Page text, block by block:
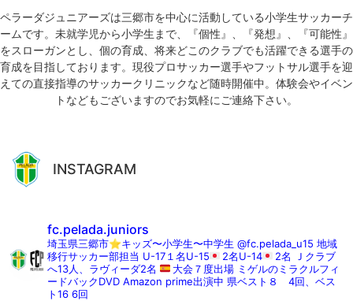
ペラーダジュニアーズは三郷市を中心に活動している小学生サッカーチ
ームです。未就学児から小学生まで、『個性』、『発想』、『可能性』
をスローガンとし、個の育成、将来どこのクラブでも活躍できる選手の
育成を目指しております。現役プロサッカー選手やフットサル選手を迎
えての直接指導のサッカークリニックなど随時開催中。体験会やイベン
トなどもございますのでお気軽にご連絡下さい。
INSTAGRAM
fc.pelada.juniors
埼玉県三郷市⭐︎キッズ〜小学生〜中学生 @fc.pelada_u15 地域
移行サッカー部担当 U-17１名U-15 2名U-14 2名
Ｊクラブ
へ13人、ラヴィーダ2名
大会７度出場 ミゲルのミラクルフィ
ードバックDVD Amazon prime出演中 県ベスト８ 4回、ベス
ト16 6回